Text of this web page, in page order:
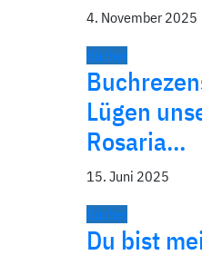
4. November 2025
Bücher
Lügen
Rosaria…
15. Juni 2025
Bücher
Du bist